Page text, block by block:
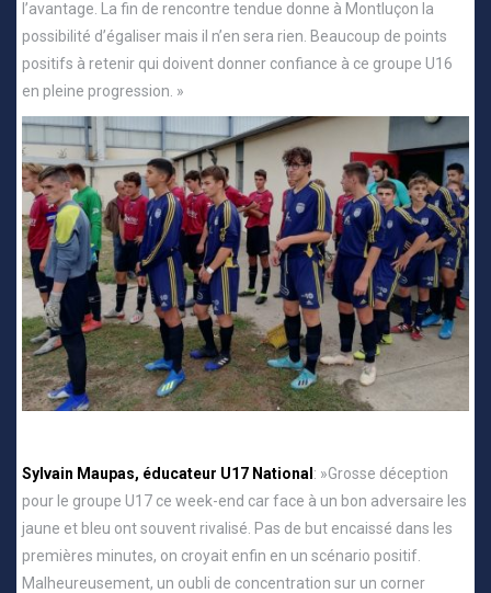
l’avantage. La fin de rencontre tendue donne à Montluçon la
possibilité d’égaliser mais il n’en sera rien. Beaucoup de points
positifs à retenir qui doivent donner confiance à ce groupe U16
en pleine progression. »
Sylvain Maupas, éducateur U17 National : »Grosse déception
pour le groupe U17 ce week-end car face à un bon adversaire les
jaune et bleu ont souvent rivalisé. Pas de but encaissé dans les
premières minutes, on croyait enfin en un scénario positif.
Malheureusement, un oubli de concentration sur un corner